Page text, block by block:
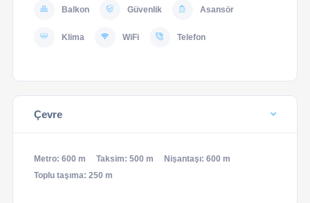
Balkon Güvenlik Asansör
Klima WiFi Telefon
Çevre
Metro: 600 m Taksim: 500 m
Nişantaşı: 600 m
Toplu taşıma: 250 m